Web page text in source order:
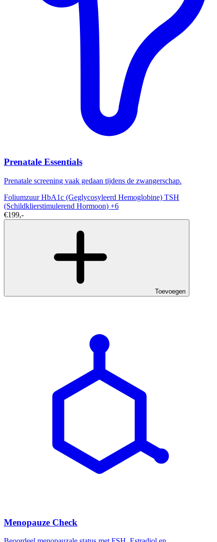
Prenatale Essentials
Prenatale screening vaak gedaan tijdens de zwangerschap.
FoliumzuurHbA1c (Geglycosyleerd Hemoglobine) TSH
(Schildklierstimulerend Hormoon) +6
€199,-
Toevoegen
Menopauze Check